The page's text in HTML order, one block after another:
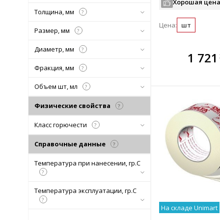
Хорошая
Цена: шт
В комплекте
всегда выгоднее!
Подобрать комплект
1 721
В
всегда
На складе Unimart
Толщина, мм ?
Размер, мм ?
Диаметр, мм ?
Фракция, мм ?
Объем шт, мл ?
Физические свойства ?
Класс горючести ?
Справочные данные ?
Температура при нанесении, гр.С
?
Температура эксплуатации, гр.С
?